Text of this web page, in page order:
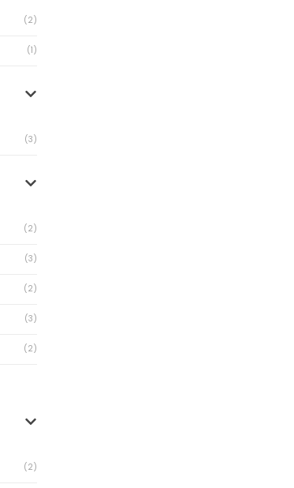
(2)
(1)
(3)
(2)
(3)
(2)
(3)
(2)
(2)